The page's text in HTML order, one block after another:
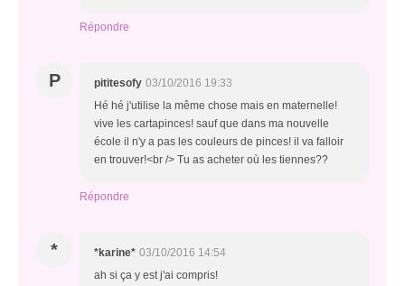
Répondre
P pititesofy 03/10/2016 19:33
Hé hé j'utilise la même chose mais en maternelle!
vive les cartapinces! sauf que dans ma nouvelle
école il n'y a pas les couleurs de pinces! il va falloir
en trouver!<br /> Tu as acheter où les tiennes??
Répondre
* *karine* 03/10/2016 14:54
ah si ça y est j'ai compris!